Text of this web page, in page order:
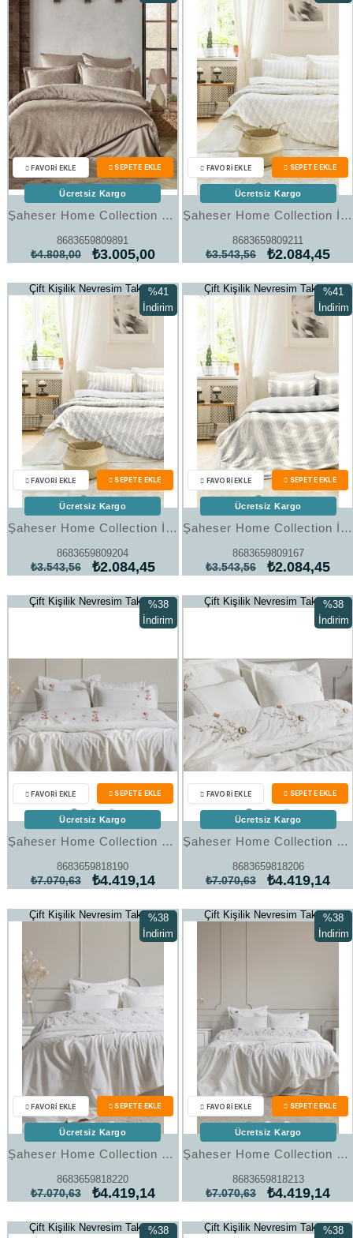
Şaheser Home Collection Jakarlı Saten Çift Kişilik Nevresim Takımı Harley Vizon
8683659809891
₺3.005,00
₺4.808,00
%37İndirim
Ücretsiz Kargo
Şaheser Home Collection İpliği Boyalı Çift Kişilik Nevresim Takımı Notta Bej
8683659809211
₺2.084,45
₺3.543,56
Ücretsiz Kargo
Çift Kişilik Nevresim Takımı
Şaheser Home Collection İpliği Boyalı Çift Kişilik Nevresim Takımı Notta Antrasit
8683659809204
₺2.084,45
₺3.543,56
%41
İndirim
%41İndirim
Ücretsiz Kargo
Çift Kişilik Nevresim Takımı
Şaheser Home Collection İpliği Boyalı Çift Kişilik Nevresim Takımı Nenas Antrasit
8683659809167
₺2.084,45
₺3.543,56
%41
İndirim
Ücretsiz Kargo
Çift Kişilik Nevresim Takımı
Şaheser Home Collection Nakışlı Çift Kişilik Nevresim Takımı Amber
8683659818190
₺4.419,14
₺7.070,63
%38
İndirim
Ücretsiz Kargo
Çift Kişilik Nevresim Takımı
Şaheser Home Collection Nakışlı Çift Kişilik Nevresim Takımı Cosmos
8683659818206
₺4.419,14
₺7.070,63
%38
İndirim
Ücretsiz Kargo
Çift Kişilik Nevresim Takımı
Şaheser Home Collection Nakışlı Çift Kişilik Nevresim Takımı Roman
8683659818220
₺4.419,14
₺7.070,63
%38
İndirim
Ücretsiz Kargo
Çift Kişilik Nevresim Takımı
Şaheser Home Collection Nakışlı Çift Kişilik Nevresim Takımı Harmony
8683659818213
₺4.419,14
₺7.070,63
%38
İndirim
Ücretsiz Kargo
Çift Kişilik Nevresim Takımı%38
Çift Kişilik Nevresim Takımı%38